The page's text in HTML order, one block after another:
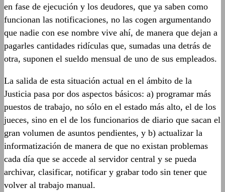
en fase de ejecución y los deudores, que ya saben como
funcionan las notificaciones, no las cogen argumentando
que nadie con ese nombre vive ahí, de manera que dejan a
pagarles cantidades ridículas que, sumadas una detrás de
otra, suponen el sueldo mensual de uno de sus empleados.
La salida de esta situación actual en el ámbito de la
Justicia pasa por dos aspectos básicos: a) programar más
puestos de trabajo, no sólo en el estado más alto, el de los
jueces, sino en el de los funcionarios de diario que sacan el
gran volumen de asuntos pendientes, y b) actualizar la
informatización de manera de que no existan problemas
cada día que se accede al servidor central y se pueda
archivar, clasificar, notificar y grabar todo sin tener que
volver al trabajo manual.